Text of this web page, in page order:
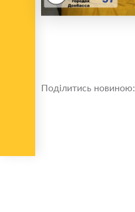
Поділитись новиною: